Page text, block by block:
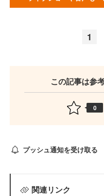
1
この記事は参
0
プッシュ通知を受け取る
関連リンク